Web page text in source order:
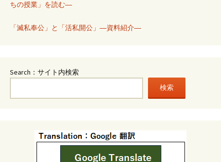
ちの授業」を読む―
「滅私奉公」と「活私開公」―資料紹介―
Search：サイト内検索
検索